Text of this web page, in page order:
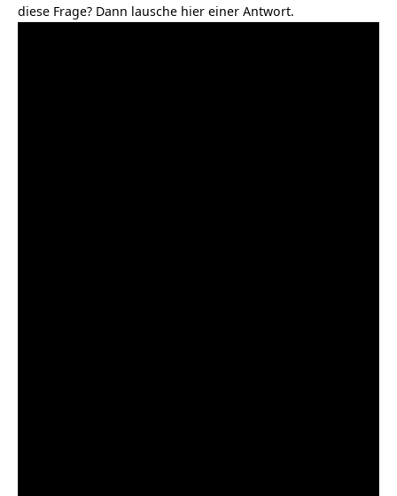
diese Frage? Dann lausche hier einer Antwort.